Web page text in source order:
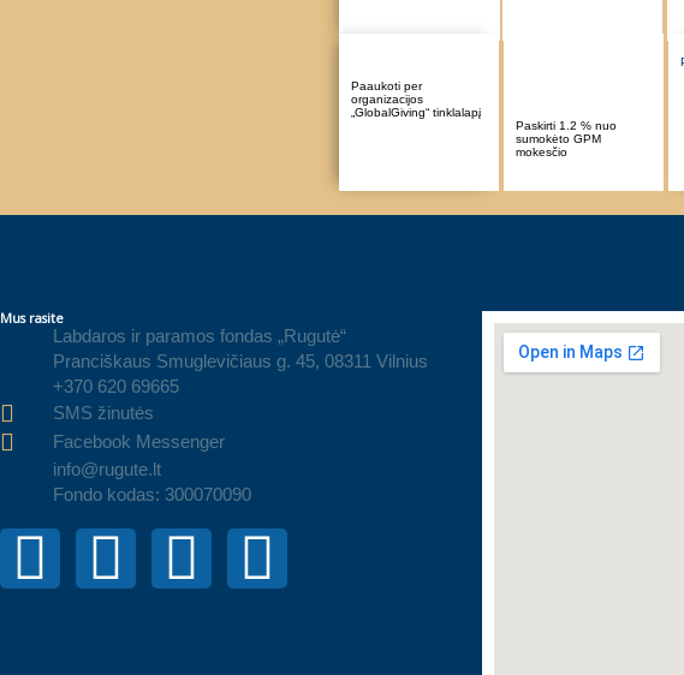
Paaukoti per
organizacijos
„GlobalGiving“ tinklalapį
Paskirti 1.2 % nuo
sumokėto GPM
mokesčio
Mus rasite
Labdaros ir paramos fondas „Rugutė“
Pranciškaus Smuglevičiaus g. 45, 08311 Vilnius
+370 620 69665
SMS žinutės
Facebook Messenger
info@rugute.lt
Fondo kodas: 300070090